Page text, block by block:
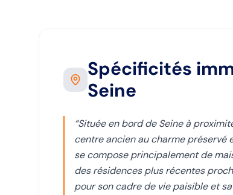
Spécificités
Seine
“Située en bord de Seine à
centre ancien au charme préservé
se compose principalement de
des résidences plus récentes
pour son cadre de vie paisible et